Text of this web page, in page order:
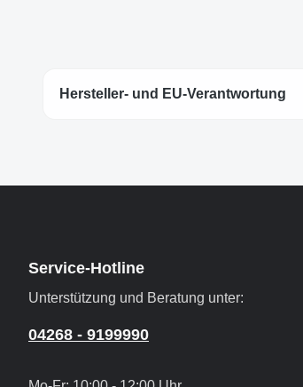
Hersteller- und EU-Verantwortung
Service-Hotline
Unterstützung und Beratung unter:
04268 - 9199990